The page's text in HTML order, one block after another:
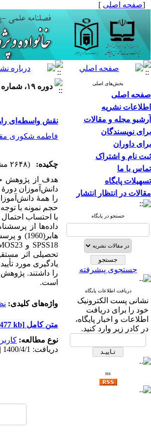
[صفحه اصلی ]
بخش‌های اصلی
صفحه اصلی
اطلاعات نشریه
آرشیو مجله و مقالات
برای نویسندگان
برای داوران
ثبت نام و اشتراک
تماس با ما
تسهیلات پایگاه
مقالات در انتظار انتشار
جستجو در پایگاه
جستجوی پیشرفته
دریافت اطلاعات پایگاه
نشانی پست الکترونیک
خود را برای دریافت
اطلاعات و اخبار پایگاه،
در کادر زیر وارد کنید.
rss
دوره ۱۹، شماره ۴ - ( ۱۲-۱۴۰۱ )
نقش واسطه‌ای
فاطمه شکوری
چکیده:
(۲۶۴۸ مشاهده)
هدف از پژوهش
دانش‌آموزان
تحصیلی اثر
را داشتند.
است.
واژه‌های کلیدی:
متن کامل [PDF 477 kb]
نوع مطالعه:
دریافت: 1400/4/1 | پذیرش: 1400/8/6 | انتشار: 1401/12/10